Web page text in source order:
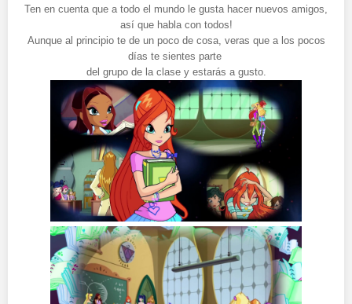
Ten en cuenta que a todo el mundo le gusta hacer nuevos amigos,
así que habla con todos!
Aunque al principio te de un poco de cosa, veras que a los pocos
días te sientes parte
del grupo de la clase y estarás a gusto.